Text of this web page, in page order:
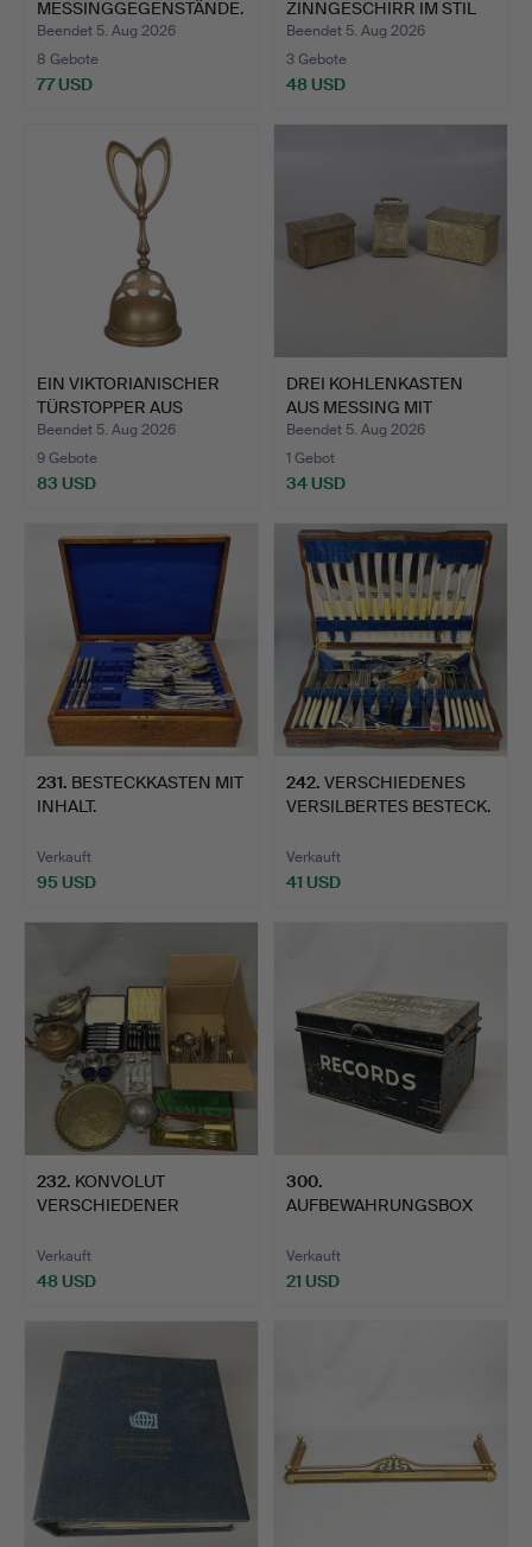
MESSINGGEGENSTÄNDE.
Beendet 5. Aug 2026
8 Gebote
77 USD
ZINNGESCHIRR IM STIL
DES…
Beendet 5. Aug 2026
3 Gebote
48 USD
EIN VIKTORIANISCHER
TÜRSTOPPER AUS
MESSING.
Beendet 5. Aug 2026
9 Gebote
83 USD
DREI KOHLENKASTEN
AUS MESSING MIT
DECKEL.
Beendet 5. Aug 2026
1 Gebot
34 USD
231. BESTECKKASTEN MIT
INHALT.
Verkauft
95 USD
242. VERSCHIEDENES
VERSILBERTES BESTECK.
Verkauft
41 USD
232. KONVOLUT
VERSCHIEDENER
Verkauft
48 USD
300.
AUFBEWAHRUNGSBOX
Verkauft
21 USD